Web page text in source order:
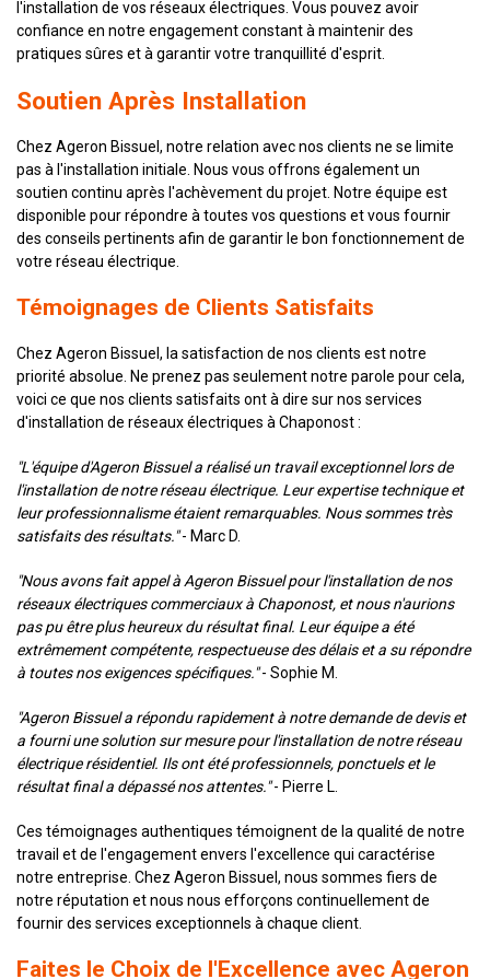
l'installation de vos réseaux électriques. Vous pouvez avoir
confiance en notre engagement constant à maintenir des
pratiques sûres et à garantir votre tranquillité d'esprit.
Soutien Après Installation
Chez Ageron Bissuel, notre relation avec nos clients ne se limite
pas à l'installation initiale. Nous vous offrons également un
soutien continu après l'achèvement du projet. Notre équipe est
disponible pour répondre à toutes vos questions et vous fournir
des conseils pertinents afin de garantir le bon fonctionnement de
votre réseau électrique.
Témoignages de Clients Satisfaits
Chez Ageron Bissuel, la satisfaction de nos clients est notre
priorité absolue. Ne prenez pas seulement notre parole pour cela,
voici ce que nos clients satisfaits ont à dire sur nos services
d'installation de réseaux électriques à Chaponost :
"L'équipe d'Ageron Bissuel a réalisé un travail exceptionnel lors de
l'installation de notre réseau électrique. Leur expertise technique et
leur professionnalisme étaient remarquables. Nous sommes très
satisfaits des résultats."- Marc D.
"Nous avons fait appel à Ageron Bissuel pour l'installation de nos
réseaux électriques commerciaux à Chaponost, et nous n'aurions
pas pu être plus heureux du résultat final. Leur équipe a été
extrêmement compétente, respectueuse des délais et a su répondre
à toutes nos exigences spécifiques."- Sophie M.
"Ageron Bissuel a répondu rapidement à notre demande de devis et
a fourni une solution sur mesure pour l'installation de notre réseau
électrique résidentiel. Ils ont été professionnels, ponctuels et le
résultat final a dépassé nos attentes."- Pierre L.
Ces témoignages authentiques témoignent de la qualité de notre
travail et de l'engagement envers l'excellence qui caractérise
notre entreprise. Chez Ageron Bissuel, nous sommes fiers de
notre réputation et nous nous efforçons continuellement de
fournir des services exceptionnels à chaque client.
Faites le Choix de l'Excellence avec Ageron